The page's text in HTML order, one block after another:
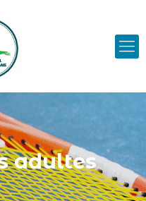
adultes